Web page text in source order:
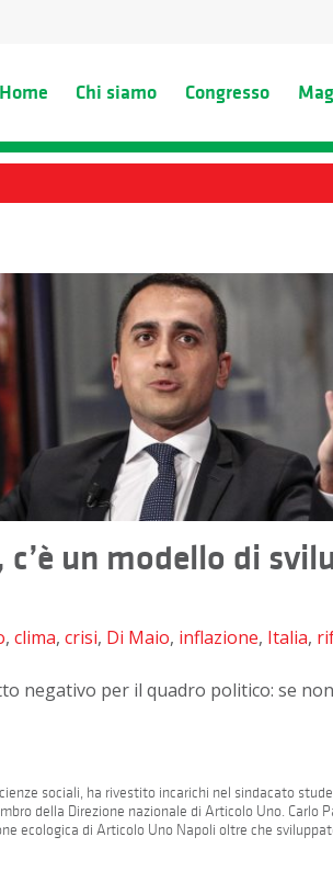
Home Chi siamo Congresso
un modello di
, clima, crisi, Di Maio, inflazione, Italia,
negativo per il quadro politico: se
sociali, ha rivestito incarichi nel sindacato
della Direzione nazionale di Articolo Uno. Carlo
ecologica di Articolo Uno Napoli oltre che